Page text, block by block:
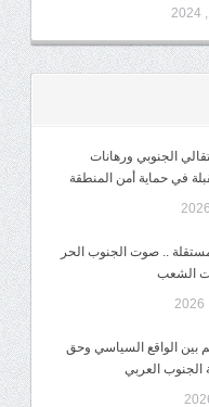
الجنوبي ورهانات
في حماية أمن المنطقة
.. صوت الجنوب الحر
الشعب
بين الواقع السياسي وحق
الجنوب العربي